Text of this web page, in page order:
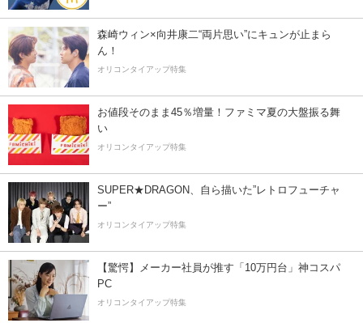
森崎ウィン×向井康二“両片思い”にキュンが止まら
ん！
オリコンタイアップ特集
お値段そのまま45％増量！ファミマ夏の大盤振る舞
い
オリコンタイアップ特集
SUPER★DRAGON、自ら描いた”レトロフューチャ
ー”
オリコンタイアップ特集
【驚愕】メーカー社員が推す「10万円台」神コスパ
PC
オリコンタイアップ特集